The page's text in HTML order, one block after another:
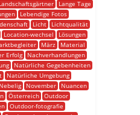
Lange Tage
Lebendige Fotos
Licht
Lichtqualität
Location-wechsel
Lösungen
März
Material
Erfolg
Nachverhandlungen
Natürliche Gegebenheiten
Natürliche Umgebung
Nebelig November
Nuancen
Österreich Outdoor
Outdoor-fotografie